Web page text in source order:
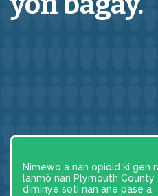
Nimewo a nan opioid ki gen
lanmò nan Plymouth County
diminye soti nan ane pase a.